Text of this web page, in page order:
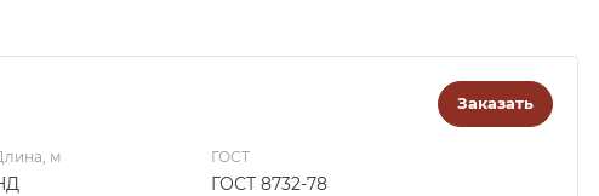
Заказать
м ГОСТ
ГОСТ 8732-78